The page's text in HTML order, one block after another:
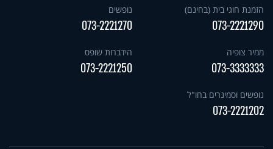
הזמנת חוגי בית (בחינם)
073-2221290
נופשים
073-2221270
ממיר צופיה
073-3333333
הידברות שופס
073-2221250
נופשים וסמינרים בחו"ל
073-2221202